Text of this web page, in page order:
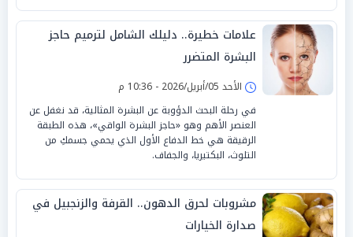
علامات خطيرة.. دليلك الشامل لترميم حاجز
البشرة المتضرر
الأحد 05/أبريل/2026 - 10:36 م
في رحلة البحث الدؤوبة عن البشرة المثالية، قد نغفل عن
العنصر الأهم وهو «حاجز البشرة الواقي»، هذه الطبقة
الرقيقة هي خط الدفاع الأول الذي يحمي جسمكِ من
التلوث، البكتيريا، والجفاف.
مشروبات لحرق الدهون.. القرفة والزنجبيل في
صدارة الخيارات